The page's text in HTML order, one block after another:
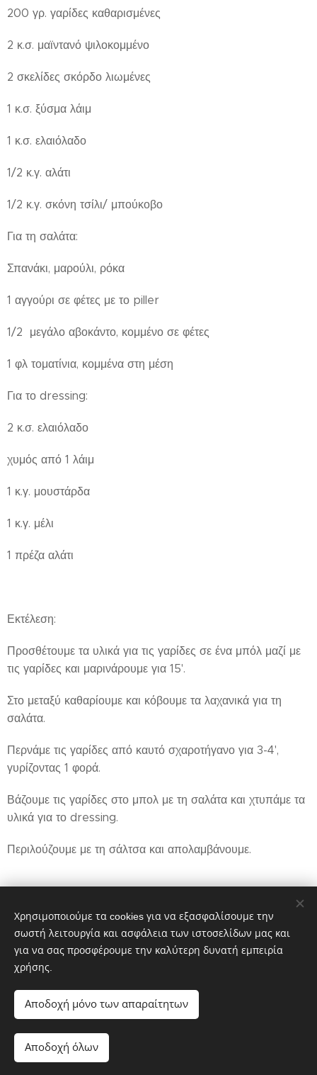
200 γρ. γαρίδες καθαρισμένες
2 κ.σ. μαϊντανό ψιλοκομμένο
2 σκελίδες σκόρδο λιωμένες
1 κ.σ. ξύσμα λάιμ
1 κ.σ. ελαιόλαδο
1/2 κ.γ. αλάτι
1/2 κ.γ. σκόνη τσίλι/ μπούκοβο
Για τη σαλάτα:
Σπανάκι, μαρούλι, ρόκα
1 αγγούρι σε φέτες με το piller
1/2 μεγάλο αβοκάντο, κομμένο σε φέτες
1 φλ τοματίνια, κομμένα στη μέση
Για το dressing:
2 κ.σ. ελαιόλαδο
χυμός από 1 λάιμ
1 κ.γ. μουστάρδα
1 κ.γ. μέλι
1 πρέζα αλάτι
Εκτέλεση:
Προσθέτουμε τα υλικά για τις γαρίδες σε ένα μπόλ μαζί με
τις γαρίδες και μαρινάρουμε για 15'.
Στο μεταξύ καθαρίουμε και κόβουμε τα λαχανικά για τη
σαλάτα.
Περνάμε τις γαρίδες από καυτό σχαροτήγανο για 3-4',
γυρίζοντας 1 φορά.
Βάζουμε τις γαρίδες στο μπολ με τη σαλάτα και χτυπάμε τα
υλικά για το dressing.
Περιλούζουμε με τη σάλτσα και απολαμβάνουμε.
Share
Ελ. Βενιζέλου 168, Καλλιθέα, Τηλ: 2130001544
Υλοποιήθηκε από τη
Χρησιμοποιούμε τα cookies για να εξασφαλίσουμε την
σωστή λειτουργία και ασφάλεια των ιστοσελίδων μας και
για να σας προσφέρουμε την καλύτερη δυνατή εμπειρία
χρήσης.
Αποδοχή μόνο των απαραίτητων
Αποδοχή όλων